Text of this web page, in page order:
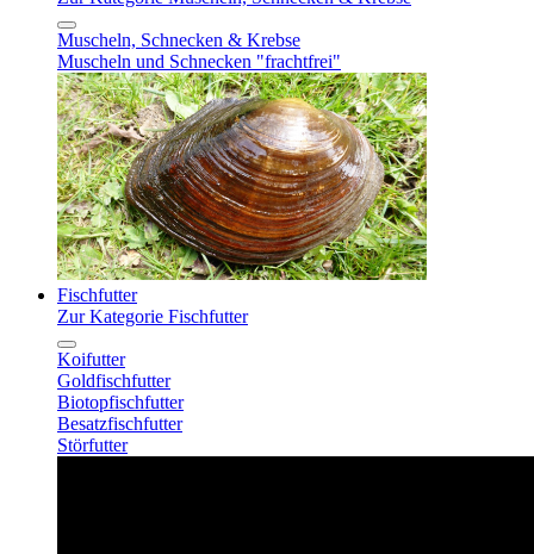
Muscheln, Schnecken & Krebse
Muscheln und Schnecken "frachtfrei"
Fischfutter
Zur Kategorie Fischfutter
Koifutter
Goldfischfutter
Biotopfischfutter
Besatzfischfutter
Störfutter